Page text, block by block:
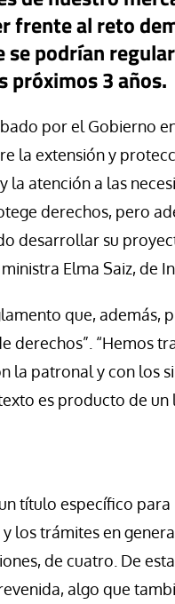
frente al reto
se podrían
próximos 3 años.
por el Gobierno
la extensión y
la atención a las
derechos, pero
desarrollar su
Elma Saiz, de
que, además,
derechos”. “Hemos
la patronal y con los
es producto de un
título específico
los trámites en
de cuatro. De
algo que
Tribuna
La otra orilla